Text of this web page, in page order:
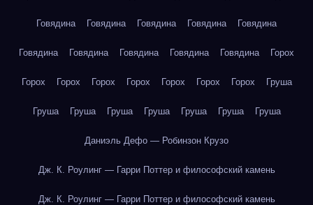
Говядина Говядина Говядина Говядина Говядина
Говядина Говядина Говядина Говядина Говядина Горох
Горох Горох Горох Горох Горох Горох Горох Груша
Груша Груша Груша Груша Груша Груша Груша
Даниэль Дефо — Робинзон Крузо
Дж. К. Роулинг — Гарри Поттер и философский камень
Дж. К. Роулинг — Гарри Поттер и философский камень